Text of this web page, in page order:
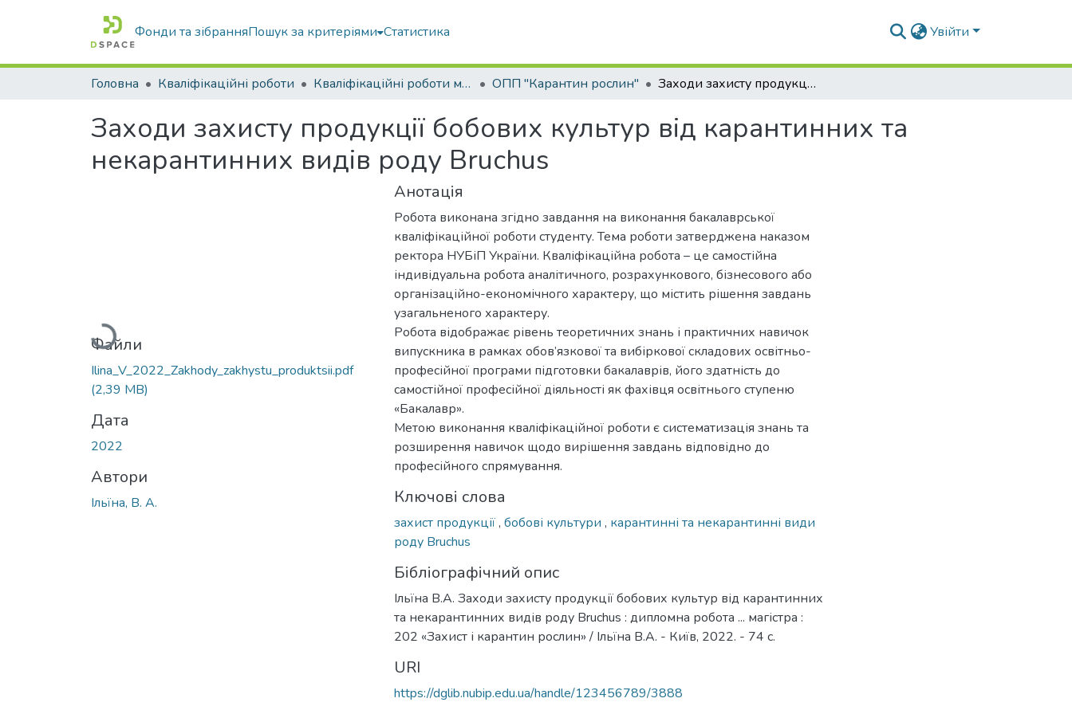
Фонди та зібранняПошук за критеріями Статистика Увійти
Головна Кваліфікаційні роботи Кваліфікаційні роботи магістрів ОПП "Карантин рослин" Заходи захисту продукції бобових культур від карантинних та некарантинних видів роду Bruchus
Заходи захисту продукції бобових культур від карантинних та
некарантинних видів роду Bruchus
Вантажиться...
Файли
Ilina_V_2022_Zakhody_zakhystu_produktsii.pdf
(2,39 MB)
Дата
2022
Автори
Ільїна, В. А.
Анотація
Робота виконана згідно завдання на виконання бакалаврської
кваліфікаційної роботи студенту. Тема роботи затверджена наказом
ректора НУБіП України. Кваліфікаційна робота – це самостійна
індивідуальна робота аналітичного, розрахункового, бізнесового або
організаційно-економічного характеру, що містить рішення завдань
узагальненого характеру.
Робота відображає рівень теоретичних знань і практичних навичок
випускника в рамках обов’язкової та вибіркової складових освітньо-
професійної програми підготовки бакалаврів, його здатність до
самостійної професійної діяльності як фахівця освітнього ступеню
«Бакалавр».
Метою виконання кваліфікаційної роботи є систематизація знань та
розширення навичок щодо вирішення завдань відповідно до
професійного спрямування.
Ключові слова
захист продукції, бобові культури , карантинні та некарантинні види
роду Bruchus
Бібліографічний опис
Ільїна В.А. Заходи захисту продукції бобових культур від карантинних
та некарантинних видів роду Bruchus : дипломна робота ... магістра :
202 «Захист і карантин рослин» / Ільїна В.А. - Київ, 2022. - 74 с.
URI
https://dglib.nubip.edu.ua/handle/123456789/3888